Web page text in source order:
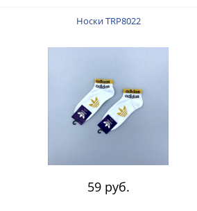
Носки TRP8022
59 руб.